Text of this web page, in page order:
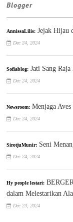
Blogger
AnnissaLilis: Jejak Hijau
Dec 24, 2024
Sofiablog: Jati Sang
Dec 24, 2024
Newsroom: Menjaga
Dec 24, 2024
SirotjuMunir: Seni
Dec 24, 2024
Hy people lestari:
dalam Melestarikan
Dec 23, 2024